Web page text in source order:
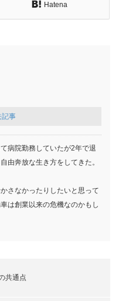
Hatena
記事
病院勤務していたが2年で退
由奔放な生き方をしてきた。
さなかったりしたいと思って
は創業以来の危機なのかもし
共通点